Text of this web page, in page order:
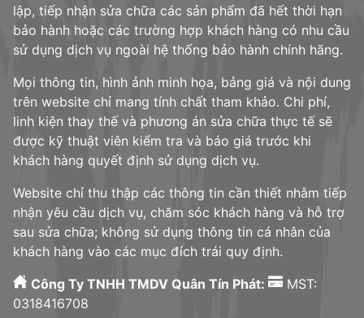
lập, tiếp nhận sửa chữa các sản phẩm đã hết thời hạn
bảo hành hoặc các trường hợp khách hàng có nhu cầu
sử dụng dịch vụ ngoài hệ thống bảo hành chính hãng.
Mọi thông tin, hình ảnh minh họa, bảng giá và nội dung
trên website chỉ mang tính chất tham khảo. Chi phí,
linh kiện thay thế và phương án sửa chữa thực tế sẽ
được kỹ thuật viên kiểm tra và báo giá trước khi
khách hàng quyết định sử dụng dịch vụ.
Website chỉ thu thập các thông tin cần thiết nhằm tiếp
nhận yêu cầu dịch vụ, chăm sóc khách hàng và hỗ trợ
sau sửa chữa; không sử dụng thông tin cá nhân của
khách hàng vào các mục đích trái quy định.
Công Ty TNHH TMDV Quân Tín Phát:
MST:
0318416708